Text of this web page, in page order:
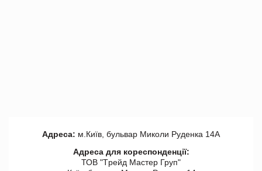
Адреса: м.Київ, бульвар Миколи Руденка 14А
Адреса для кореспонденції:
ТОВ "Tрейд Мастер Груп"